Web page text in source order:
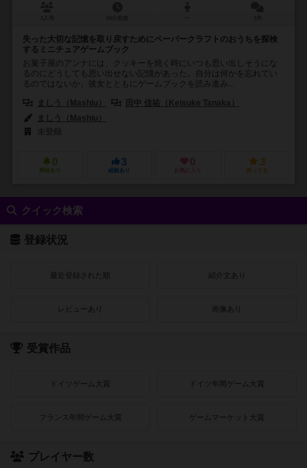
失った大切な記憶を取り戻すためにペーパークラフトのおうちを探検
するミニチュアゲームブック
お菓子屋のアンナには、クッキーを焼く時にいつも思い出しそうにな
るのにどうしても思い出せない記憶があった。自分は何かを忘れてい
るのではないか。彼女とともにゲームブックを読み進み...
ましう（Mashiu）
田中 佳祐（Keisuke Tanaka）
ましう（Mashiu）
0
興味あり
3
経験あり
0
お気に入り
3
持ってる
クイック検索
登録状況
最近登録された順 紹介文あり
レビューあり 画像あり
受賞作品
ドイツゲーム大賞 ドイツ年間ゲーム大賞
フランス年間ゲーム大賞 ゲームマーケット大賞
プレイヤー数